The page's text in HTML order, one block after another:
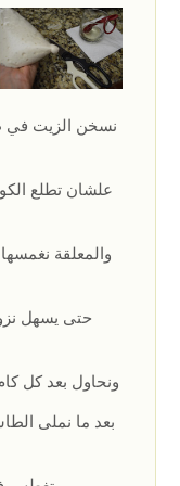
نسخن الزيت في
علشان تطلع
والمعلقة
حتى يسهل
ونحاول بعد كل
بعد ما نملى